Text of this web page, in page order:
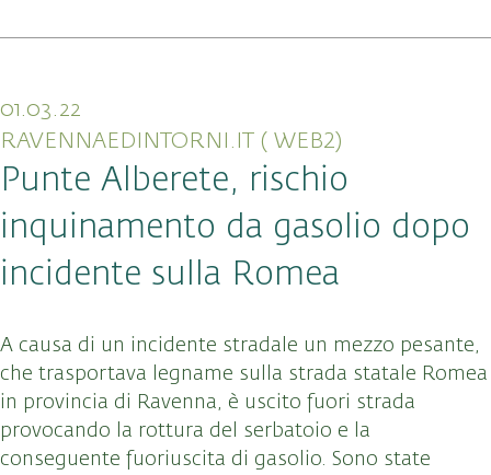
01.03.22
RAVENNAEDINTORNI.IT ( WEB2)
Punte Alberete, rischio
inquinamento da gasolio dopo
incidente sulla Romea
A causa di un incidente stradale un mezzo pesante,
che trasportava legname sulla strada statale Romea
in provincia di Ravenna, è uscito fuori strada
provocando la rottura del serbatoio e la
conseguente fuoriuscita di gasolio. Sono state